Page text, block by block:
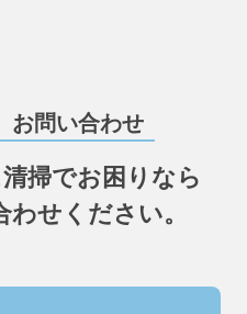
お問い合わせ
掃でお困りなら
せください。